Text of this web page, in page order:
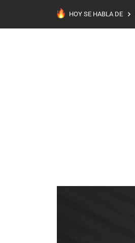
HOY SE HABLA DE